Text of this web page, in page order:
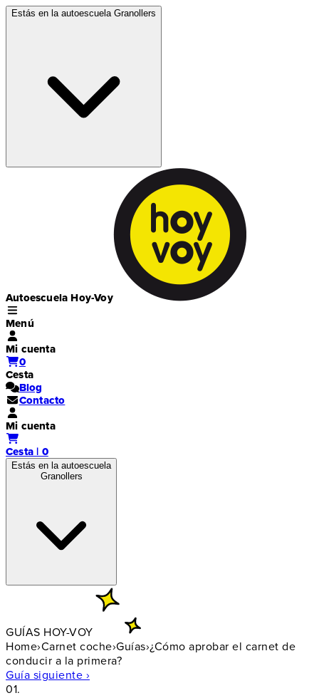
Estás en la autoescuela Granollers
Autoescuela Hoy-Voy
Menú
Mi cuenta
0
Cesta
Blog
Contacto
Mi cuenta
Cesta | 0
Estás en la autoescuela
Granollers
GUÍAS HOY-VOY
Home›Carnet coche›Guías›¿Cómo aprobar el carnet de
conducir a la primera?
Guía siguiente ›
01.